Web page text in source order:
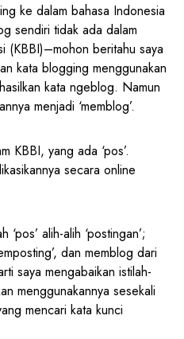
ke dalam bahasa Indonesia
sendiri tidak ada dalam
(KBBI)–mohon beritahu saya
kata blogging menggunakan
kata ngeblog. Namun
menjadi ‘memblog’.
KBBI, yang ada ‘pos’.
secara online
alih-alih ‘postingan’;
dan memblog dari
saya mengabaikan istilah-
menggunakannya sesekali
mencari kata kunci